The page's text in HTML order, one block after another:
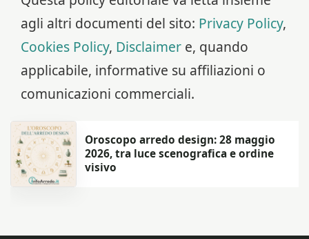
agli altri documenti del sito: Privacy Policy,
Cookies Policy, Disclaimer e, quando
applicabile, informative su affiliazioni o
comunicazioni commerciali.
Oroscopo arredo design: 28 maggio
2026, tra luce scenografica e ordine
visivo